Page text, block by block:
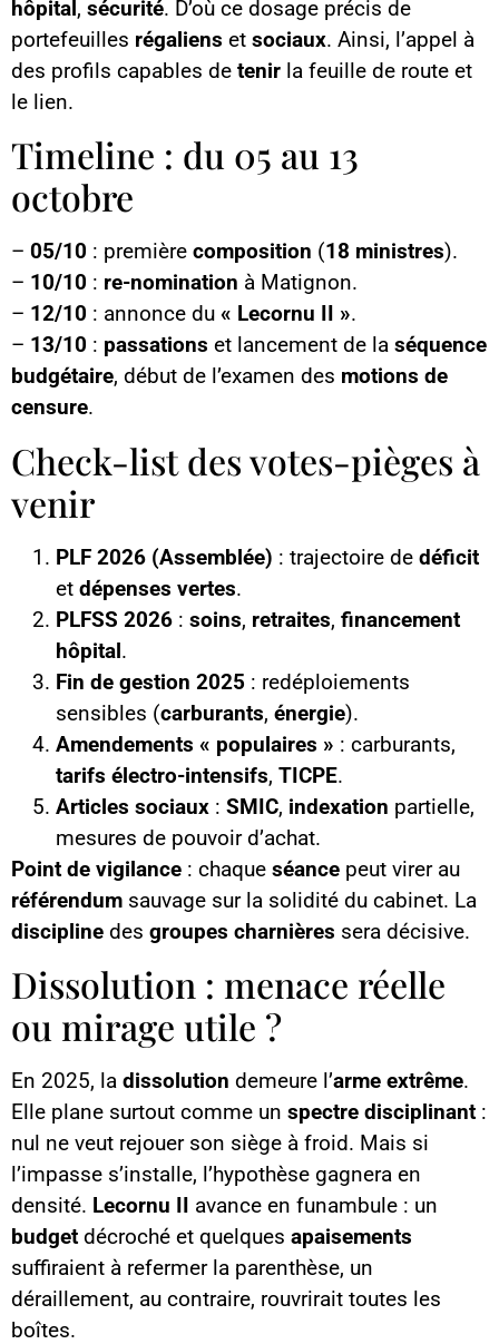
hôpital , sécurité. D’où ce dosage précis de
portefeuilles régaliens et sociaux. Ainsi, l’appel à
des profils capables de tenir la feuille de route et
le lien.
Timeline : du 05 au 13
octobre
– 05/10 : première composition (18 ministres).
– 10/10 : re-nomination à Matignon.
– 12/10 : annonce du « Lecornu II ».
– 13/10 : passations et lancement de la séquence
budgétaire, début de l’examen des motions de
censure.
Check-list des votes-pièges à
venir
PLF 2026 (Assemblée) : trajectoire de déficit
et dépenses vertes.
PLFSS 2026 : soins, retraites, financement
hôpital.
Fin de gestion 2025 : redéploiements
sensibles (carburants, énergie).
Amendements « populaires » : carburants,
tarifs électro-intensifs, TICPE.
Articles sociaux : SMIC, indexation partielle,
mesures de pouvoir d’achat.
Point de vigilance : chaque séance peut virer au
référendum sauvage sur la solidité du cabinet. La
discipline des groupes charnières sera décisive.
Dissolution : menace réelle
ou mirage utile ?
En 2025, la dissolution demeure l’arme extrême.
Elle plane surtout comme un spectre disciplinant :
nul ne veut rejouer son siège à froid. Mais si
l’impasse s’installe, l’hypothèse gagnera en
densité. Lecornu II avance en funambule : un
budget décroché et quelques apaisements
suffiraient à refermer la parenthèse, un
déraillement, au contraire, rouvrirait toutes les
boîtes.